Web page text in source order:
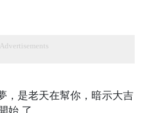
Advertisements